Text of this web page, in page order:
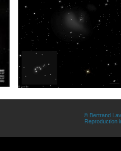
© Bertrand
Reproduction